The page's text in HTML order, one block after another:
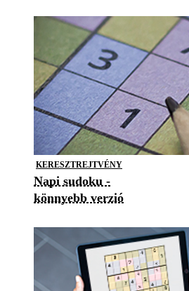
KERESZTREJTVÉNY
Napi sudoku -
könnyebb verzió